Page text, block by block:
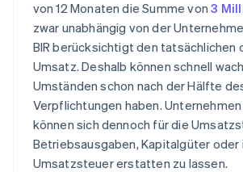
von 12 Monaten die Summe von3
zwar unabhängig von der
BIR berücksichtigt den
Umsatz. Deshalb können schnell
Umständen schon nach der Hälfte
Verpflichtungen haben.
können sich dennoch für die
Betriebsausgaben, Kapitalgüter
Umsatzsteuer erstatten zu lassen.